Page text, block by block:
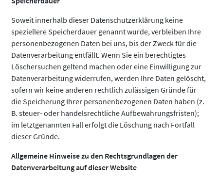
Soweit innerhalb dieser Datenschutzerklärung keine
speziellere Speicherdauer genannt wurde, verbleiben Ihre
personenbezogenen Daten bei uns, bis der Zweck für die
Datenverarbeitung entfällt. Wenn Sie ein berechtigtes
Löschersuchen geltend machen oder eine Einwilligung zur
Datenverarbeitung widerrufen, werden Ihre Daten gelöscht,
sofern wir keine anderen rechtlich zulässigen Gründe für
die Speicherung Ihrer personenbezogenen Daten haben (z.
B. steuer- oder handelsrechtliche Aufbewahrungsfristen);
im letztgenannten Fall erfolgt die Löschung nach Fortfall
dieser Gründe.
Allgemeine Hinweise zu den Rechtsgrundlagen der
Datenverarbeitung auf dieser Website